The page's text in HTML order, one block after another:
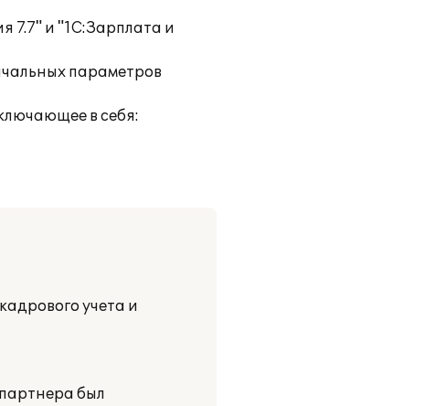
7.7" и "1С:Зарплата и
параметров
в себя:
учета и
был